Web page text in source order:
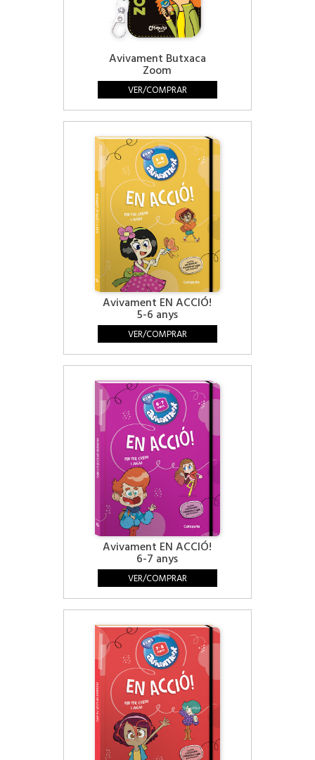
Avivament Butxaca
Zoom
VER/COMPRAR
Avivament EN ACCIÓ!
5-6 anys
VER/COMPRAR
Avivament EN ACCIÓ!
6-7 anys
VER/COMPRAR